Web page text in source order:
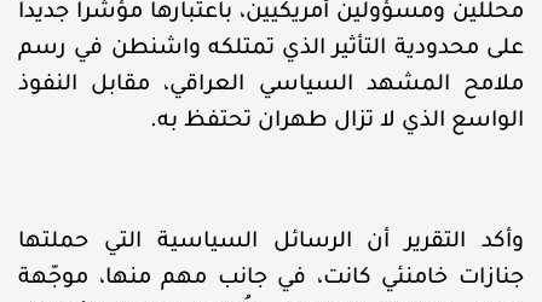
محللين ومسؤولين أمريكيين، باعتبارها مؤشراً جديداً
على محدودية التأثير الذي تمتلكه واشنطن في رسم
ملامح المشهد السياسي العراقي، مقابل النفوذ
الواسع الذي لا تزال طهران تحتفظ به.
وأكد التقرير أن الرسائل السياسية التي حملتها
جنازات خامنئي كانت، في جانب مهم منها، موجّهة